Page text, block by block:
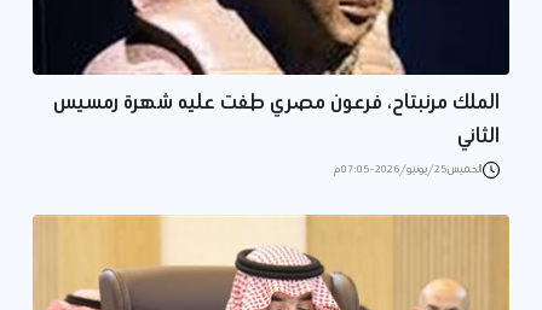
الملك مرنبتاح، فرعون مصري طغت عليه شهرة رمسيس
الثاني
الخميس 25/يونيو/2026 - 07:05 م